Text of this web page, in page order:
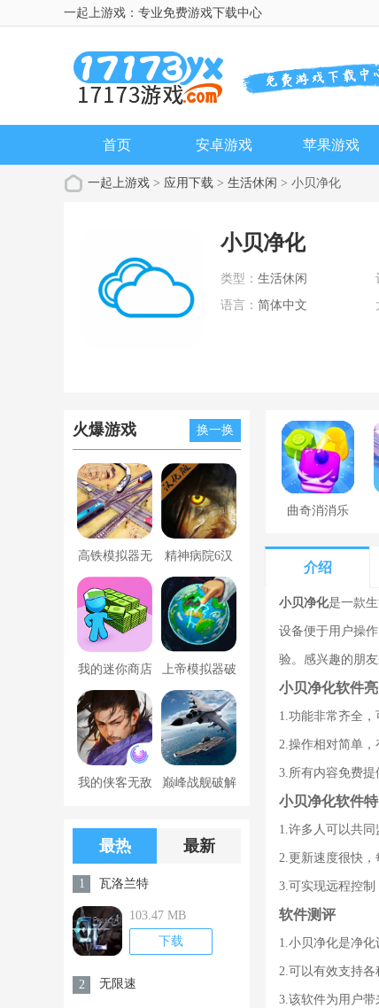
一起上游戏：专业免费游戏下载中心
首页 安卓游戏 苹果游戏
一起上游戏 > 应用下载 > 生活休闲 > 小贝净化
小贝净化
类型： 生活休闲
语言： 简体中文
火爆游戏 换一换
高铁模拟器无
限金币版
精神病院6汉
化版下载
我的迷你商店
破解版无限金
币版下载中文
上帝模拟器破
解版全解锁无
广告
我的侠客无敌 巅峰战舰破解
限钻石
最热 最新
1 瓦洛兰特
103.47 MB
下载
2 无限速
曲奇消消乐
介绍
小贝净化是一款
设备便于用户操
验。感兴趣的朋友
小贝净化软件
1.功能非常齐全，
2.操作相对简单，
3.所有内容免费提
小贝净化软件
1.许多人可以共同
2.更新速度很快，
3.可实现远程控制
软件测评
1.小贝净化是净化
2.可以有效支持各
3.该软件为用户带